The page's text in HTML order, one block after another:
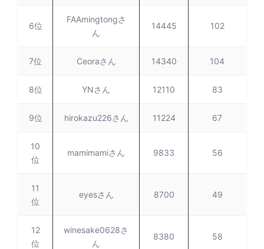
6位
FAAmingtongさ
ん
14445 102
7位 Ceoraさん 14340 104
8位 YNさん 12110 83
9位 hirokazu226さん 11224 67
10
位
mamimamiさん 9833 56
11
位
eyesさん 8700 49
12
位
winesake0628さ
ん
8380 58